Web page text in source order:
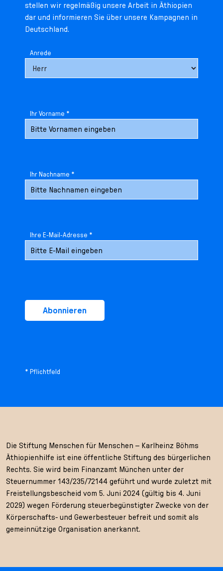
stellen wir regelmäßig unsere Arbeit in Äthiopien
dar und informieren Sie über unsere Kampagnen in
Deutschland.
Anrede
Ihr Vorname *
Ihr Nachname *
Ihre E-Mail-Adresse *
Abonnieren
* Pflichtfeld
Die Stiftung Menschen für Menschen – Karlheinz Böhms
Äthiopienhilfe ist eine öffentliche Stiftung des bürgerlichen
Rechts. Sie wird beim Finanzamt München unter der
Steuernummer 143/235/72144 geführt und wurde zuletzt mit
Freistellungsbescheid vom 5. Juni 2024 (gültig bis 4. Juni
2029) wegen Förderung steuerbegünstigter Zwecke von der
Körperschafts- und Gewerbesteuer befreit und somit als
gemeinnützige Organisation anerkannt.